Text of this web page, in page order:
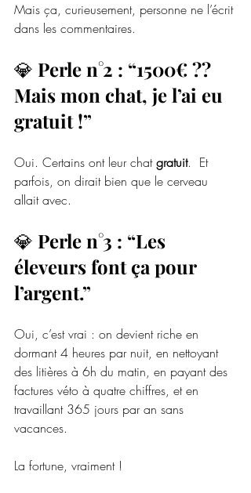
Mais ça, curieusement, personne ne l’écrit
dans les commentaires.
💎 Perle n°2 : “1500€ ??
Mais mon chat, je l’ai eu
gratuit !”
Oui. Certains ont leur chat gratuit.  Et
parfois, on dirait bien que le cerveau
allait avec.
💎 Perle n°3 : “Les
éleveurs font ça pour
l’argent.”
Oui, c’est vrai : on devient riche en
dormant 4 heures par nuit, en nettoyant
des litières à 6h du matin, en payant des
factures véto à quatre chiffres, et en
travaillant 365 jours par an sans
vacances.
La fortune, vraiment !